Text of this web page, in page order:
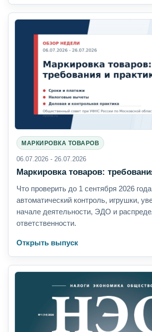
МАРКИРОВКА ТОВАРОВ
06.07.2026 - 26.07.2026
Маркировка товаров:
Что проверить до 1 сентября 2026
автоматический контроль, игрушки,
начале деятельности, ЭДО и
ответственности.
Открыть выпуск